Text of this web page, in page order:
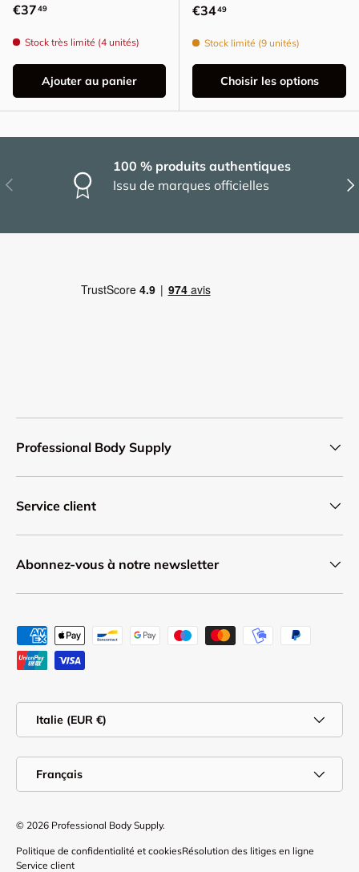
Prix habituel
€3749
Stock très limité (4 unités)
Ajouter au panier
Prix habituel
€3449
Stock limité (9 unités)
Choisir les options
Précédent
100 % produits authentiques
Issu de marques officielles
Professional Body Supply
Service client
Abonnez-vous à notre newsletter
Moyens de paiement acceptés
Italie (EUR €)
Français
© 2026 Professional Body Supply.
Politique de confidentialité et cookiesRésolution des litiges en ligne
Service client